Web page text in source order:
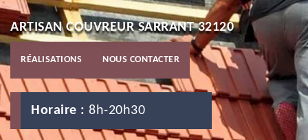
ARTISAN COUVREUR SARRANT 32120
RÉALISATIONS NOUS CONTACTER
Horaire : 8h-20h30